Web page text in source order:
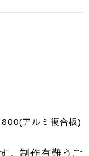
アルミ複合板)
。制作有難うご